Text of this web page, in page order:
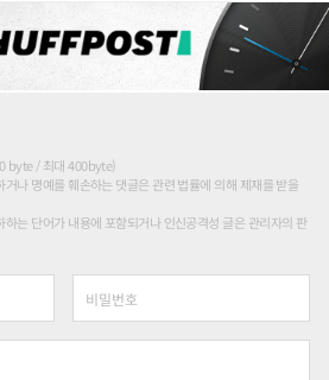
byte / 최대 400byte)
나 명예를 훼손하는 댓글은 관련 법률에 의해 제재를 받을
는 단어가 내용에 포함되거나 인신공격성 글은 관리자의 판